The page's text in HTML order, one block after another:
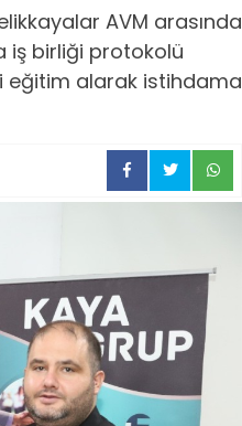
AVM arasında
iş birliği protokolü
eğitim alarak istihdama